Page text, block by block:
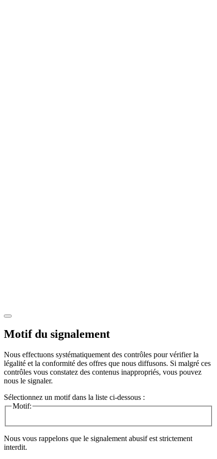
Motif du signalement
Nous effectuons systématiquement des contrôles pour vérifier la
légalité et la conformité des offres que nous diffusons. Si malgré ces
contrôles vous constatez des contenus inappropriés, vous pouvez
nous le signaler.
Sélectionnez un motif dans la liste ci-dessous :
Motif:
Nous vous rappelons que le signalement abusif est strictement
interdit.